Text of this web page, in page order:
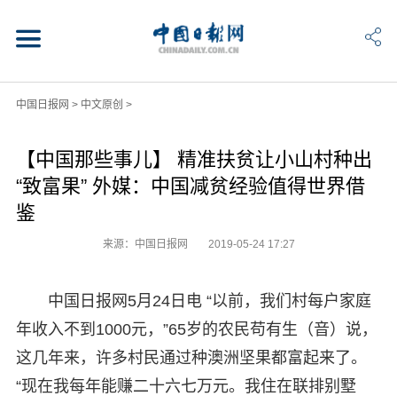
中国日报网 > 中文原创 >
【中国那些事儿】 精准扶贫让小山村种出
“致富果” 外媒：中国减贫经验值得世界借
鉴
来源：中国日报网 2019-05-24 17:27
中国日报网5月24日电 “以前，我们村每户家庭
年收入不到1000元，”65岁的农民苟有生（音）说，
这几年来，许多村民通过种澳洲坚果都富起来了。
“现在我每年能赚二十六七万元。我住在联排别墅